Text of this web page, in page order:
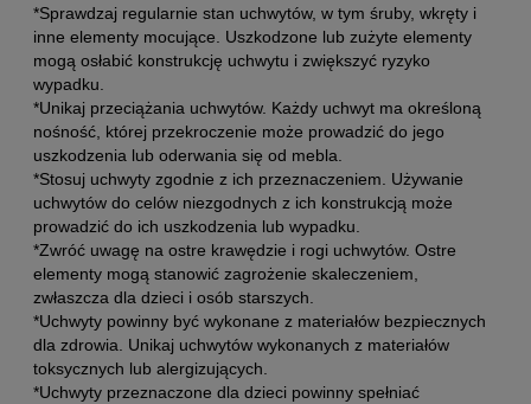
*Sprawdzaj regularnie stan uchwytów, w tym śruby, wkręty i
inne elementy mocujące. Uszkodzone lub zużyte elementy
mogą osłabić konstrukcję uchwytu i zwiększyć ryzyko
wypadku.
*Unikaj przeciążania uchwytów. Każdy uchwyt ma określoną
nośność, której przekroczenie może prowadzić do jego
uszkodzenia lub oderwania się od mebla.
*Stosuj uchwyty zgodnie z ich przeznaczeniem. Używanie
uchwytów do celów niezgodnych z ich konstrukcją może
prowadzić do ich uszkodzenia lub wypadku.
*Zwróć uwagę na ostre krawędzie i rogi uchwytów. Ostre
elementy mogą stanowić zagrożenie skaleczeniem,
zwłaszcza dla dzieci i osób starszych.
*Uchwyty powinny być wykonane z materiałów bezpiecznych
dla zdrowia. Unikaj uchwytów wykonanych z materiałów
toksycznych lub alergizujących.
*Uchwyty przeznaczone dla dzieci powinny spełniać